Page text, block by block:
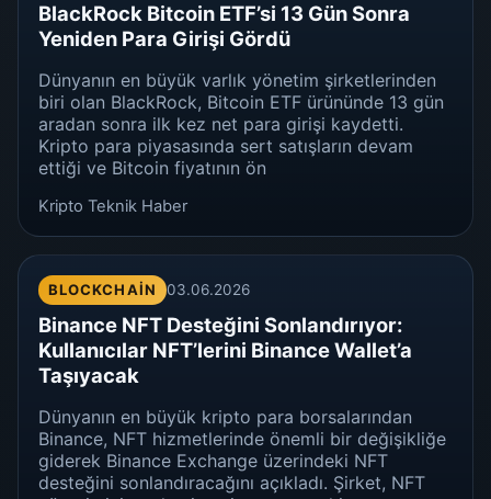
BlackRock Bitcoin ETF’si 13 Gün Sonra
Yeniden Para Girişi Gördü
Dünyanın en büyük varlık yönetim şirketlerinden
biri olan BlackRock, Bitcoin ETF ürününde 13 gün
aradan sonra ilk kez net para girişi kaydetti.
Kripto para piyasasında sert satışların devam
ettiği ve Bitcoin fiyatının ön
Kripto Teknik Haber
BLOCKCHAIN 03.06.2026
Binance NFT Desteğini Sonlandırıyor:
Kullanıcılar NFT’lerini Binance Wallet’a
Taşıyacak
Dünyanın en büyük kripto para borsalarından
Binance, NFT hizmetlerinde önemli bir değişikliğe
giderek Binance Exchange üzerindeki NFT
desteğini sonlandıracağını açıkladı. Şirket, NFT